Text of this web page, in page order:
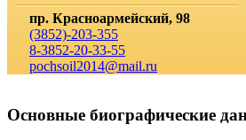
пр. Красноармейский, 98
(3852)-203-355
8-3852-20-33-55
pochsoil2014@mail.ru
Основные биографические